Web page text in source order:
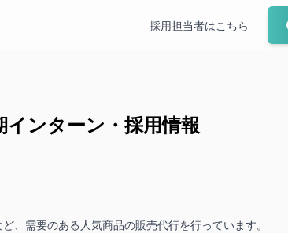
採用担当者はこちら
インターン・採用情報
、需要のある人気商品の販売代行を行っています。